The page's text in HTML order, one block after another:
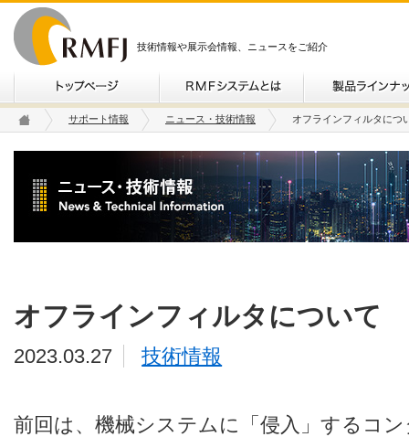
技術情報や展示会情報、ニュースをご紹介
サポート情報 ニュース・技術情報 オフラインフィルタにつ
オフラインフィルタについて
2023.03.27 技術情報
前回は、機械システムに「侵入」するコ